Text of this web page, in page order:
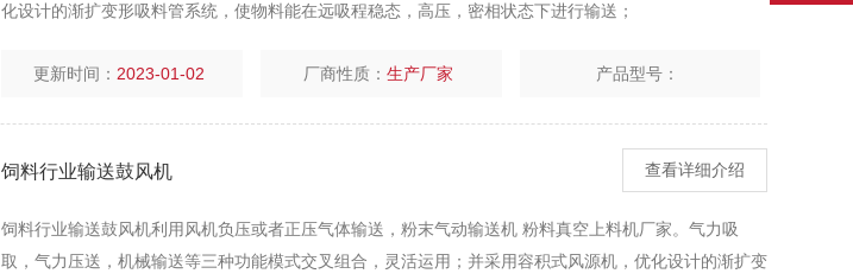
化设计的渐扩变形吸料管系统，使物料能在远吸程稳态，高压，密相状态下进行输送；
更新时间：2023-01-02 厂商性质：生产厂家 产品型号：
饲料行业输送鼓风机 查看详细介绍
饲料行业输送鼓风机利用风机负压或者正压气体输送，粉末气动输送机 粉料真空上料机厂家。气力吸
取，气力压送，机械输送等三种功能模式交叉组合，灵活运用；并采用容积式风源机，优化设计的渐扩变